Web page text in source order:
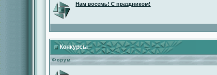
Нам восемь! С праздником!
Конкурсы
Форум